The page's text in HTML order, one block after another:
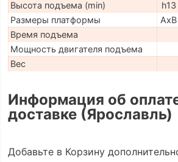
Высота подъема (min)
h13
Размеры платформы
AxB
Время подъема
Мощность двигателя подъема
Вес
Информация об
доставке (Ярославль)
Добавьте в Корзину